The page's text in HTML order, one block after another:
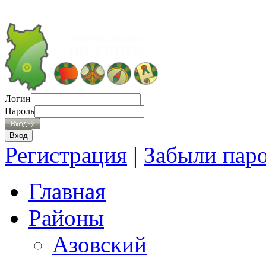
Логин
Пароль
Регистрация | Забыли
Главная
Районы
Азовский